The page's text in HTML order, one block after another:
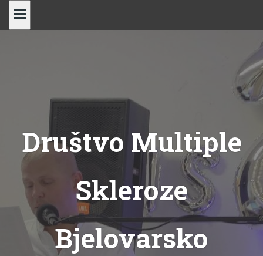
Skip
Društvo Multiple
Skleroze
Bjelovarsko